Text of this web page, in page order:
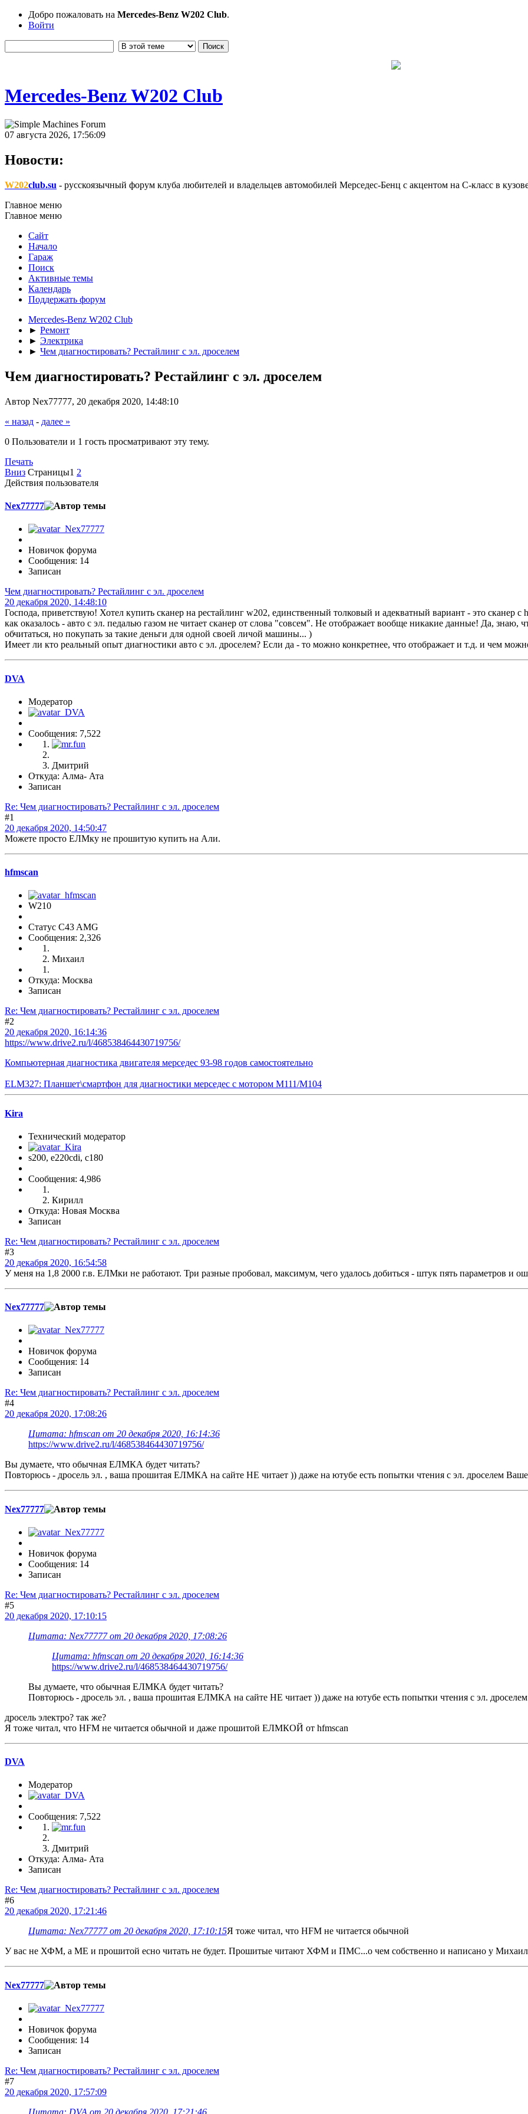
Добро пожаловать на Mercedes-Benz W202 Club.
Войти
Mercedes-Benz W202 Club
07 августа 2026, 17:56:09
Новости:
W202club.su - русскоязычный форум клуба любителей и владельцев автомобилей Мерседес-Бенц с акцентом на C-класс в
Главное меню
Главное меню
Сайт
Начало
Гараж
Поиск
Активные темы
Календарь
Поддержать форум
Mercedes-Benz W202 Club
► Ремонт
► Электрика
► Чем диагностировать? Рестайлинг с эл. дроселем
Чем диагностировать? Рестайлинг с эл. дроселем
Автор Nex77777, 20 декабря 2020, 14:48:10
« назад - далее »
0 Пользователи и 1 гость просматривают эту тему.
Печать
Вниз Страницы1 2
Действия пользователя
Nex77777
Новичок форума
Сообщения: 14
Записан
Чем диагностировать? Рестайлинг с эл. дроселем
20 декабря 2020, 14:48:10
Господа, приветствую! Хотел купить сканер на рестайлинг w202, единственный толковый и адекватный вариант - это
как оказалось - авто с эл. педалью газом не читает сканер от слова "совсем". Не отображает вообще никакие данные! Да, знаю,
обчитаться, но покупать за такие деньги для одной своей личой машины... )
Имеет ли кто реальный опыт диагностики авто с эл. дроселем? Если да - то можно конкретнее, что отображает и т.д. и чем
DVA
Модератор
Сообщения: 7,522
Дмитрий
Откуда: Алма- Ата
Записан
Re: Чем диагностировать? Рестайлинг с эл. дроселем
#1
20 декабря 2020, 14:50:47
Можете просто ЕЛМку не прошитую купить на Али.
hfmscаn
W210
Статус C43 AMG
Сообщения: 2,326
Михаил
Откуда: Москва
Записан
Re: Чем диагностировать? Рестайлинг с эл. дроселем
#2
20 декабря 2020, 16:14:36
https://www.drive2.ru/l/468538464430719756/
Компьютерная диагностика двигателя мерседес 93-98 годов самостоятельно
ELM327: Планшет\смартфон для диагностики мерседес с мотором M111/M104
Kira
Технический модератор
s200, е220cdi, с180
Сообщения: 4,986
Кирилл
Откуда: Новая Москва
Записан
Re: Чем диагностировать? Рестайлинг с эл. дроселем
#3
20 декабря 2020, 16:54:58
У меня на 1,8 2000 г.в. ЕЛМки не работают. Три разные пробовал, максимум, чего удалось добиться - штук пять параметров и
Nex77777
Новичок форума
Сообщения: 14
Записан
Re: Чем диагностировать? Рестайлинг с эл. дроселем
#4
20 декабря 2020, 17:08:26
Цитата: hfmscаn от 20 декабря 2020, 16:14:36
https://www.drive2.ru/l/468538464430719756/
Вы думаете, что обычная ЕЛМКА будет читать?
Повторюсь - дросель эл. , ваша прошитая ЕЛМКА на сайте НЕ читает )) даже на ютубе есть попытки чтения с эл. дроселем
Nex77777
Новичок форума
Сообщения: 14
Записан
Re: Чем диагностировать? Рестайлинг с эл. дроселем
#5
20 декабря 2020, 17:10:15
Цитата: Nex77777 от 20 декабря 2020, 17:08:26
Цитата: hfmscаn от 20 декабря 2020, 16:14:36
https://www.drive2.ru/l/468538464430719756/
Вы думаете, что обычная ЕЛМКА будет читать?
Повторюсь - дросель эл. , ваша прошитая ЕЛМКА на сайте НЕ читает )) даже на ютубе есть попытки чтения с эл.
дросель электро? так же?
Я тоже читал, что HFM не читается обычной и даже прошитой ЕЛМКОЙ от hfmscan
DVA
Модератор
Сообщения: 7,522
Дмитрий
Откуда: Алма- Ата
Записан
Re: Чем диагностировать? Рестайлинг с эл. дроселем
#6
20 декабря 2020, 17:21:46
Цитата: Nex77777 от 20 декабря 2020, 17:10:15Я тоже читал, что HFM не читается обычной
У вас не ХФМ, а МЕ и прошитой есно читать не будет. Прошитые читают ХФМ и ПМС...о чем собственно и написано у
Nex77777
Новичок форума
Сообщения: 14
Записан
Re: Чем диагностировать? Рестайлинг с эл. дроселем
#7
20 декабря 2020, 17:57:09
Цитата: DVA от 20 декабря 2020, 17:21:46